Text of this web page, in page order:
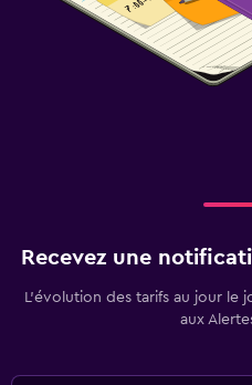
Recevez une
L’évolution des tarifs au jour
aux